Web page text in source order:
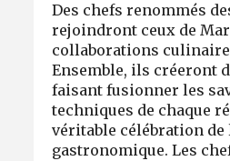
Des chefs renommés
rejoindront ceux de
collaborations
Ensemble, ils créeront
faisant fusionner les
techniques de chaque
véritable célébration
gastronomique. Les